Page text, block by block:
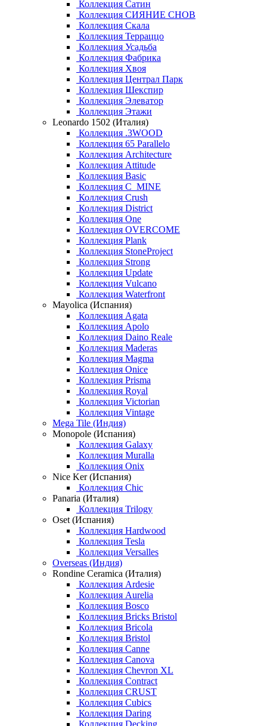
Коллекция Сатин
Коллекция СИЯНИЕ СНОВ
Коллекция Скала
Коллекция Терраццо
Коллекция Усадьба
Коллекция Фабрика
Коллекция Хвоя
Коллекция Централ Парк
Коллекция Шекспир
Коллекция Элеватор
Коллекция Этажи
Leonardo 1502 (Италия)
Коллекция .3WOOD
Коллекция 65 Parallelo
Коллекция Architecture
Коллекция Attitude
Коллекция Basic
Коллекция C_MINE
Коллекция Crush
Коллекция District
Коллекция One
Коллекция OVERCOME
Коллекция Plank
Коллекция StoneProject
Коллекция Strong
Коллекция Update
Коллекция Vulcano
Коллекция Waterfront
Mayolica (Испания)
Коллекция Agata
Коллекция Apolo
Коллекция Daino Reale
Коллекция Maderas
Коллекция Magma
Коллекция Onice
Коллекция Prisma
Коллекция Royal
Коллекция Victorian
Коллекция Vintage
Mega Tile (Индия)
Monopole (Испания)
Коллекция Galaxy
Коллекция Muralla
Коллекция Onix
Nice Ker (Испания)
Коллекция Chic
Panaria (Италия)
Коллекция Trilogy
Oset (Испания)
Коллекция Hardwood
Коллекция Tesla
Коллекция Versalles
Overseas (Индия)
Rondine Ceramica (Италия)
Коллекция Ardesie
Коллекция Aurelia
Коллекция Bosco
Коллекция Bricks Bristol
Коллекция Bricola
Коллекция Bristol
Коллекция Canne
Коллекция Canova
Коллекция Chevron XL
Коллекция Contract
Коллекция CRUST
Коллекция Cubics
Коллекция Daring
Коллекция Decking